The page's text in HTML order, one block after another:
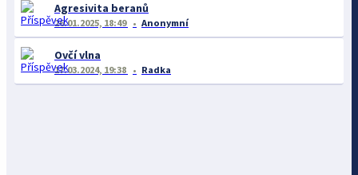
Agresivita beranů
26.01.2025, 18:49 Anonymní
Ovčí vlna
17.03.2024, 19:38 Radka